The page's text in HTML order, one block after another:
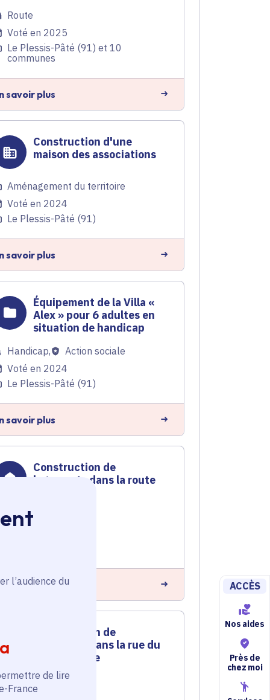
l’audience du
de lire
France
ACCÈS
Nos aides
Près de
chez moi
Route
Voté en 2025
Le Plessis-Pâté (91) et 10
communes
savoir plus
Construction d'une
maison des associations
Aménagement du territoire
Voté en 2024
Le Plessis-Pâté (91)
savoir plus
Équipement de la Villa «
Alex » pour 6 adultes en
situation de handicap
Handicap,
Action sociale
Voté en 2024
Le Plessis-Pâté (91)
savoir plus
Construction de
logements dans la route
Logement
savoir plus
Construction de
logements dans la rue du
11 Novembre
Logement